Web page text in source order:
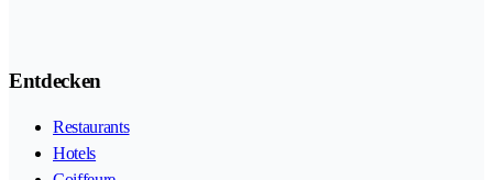
Entdecken
Restaurants
Hotels